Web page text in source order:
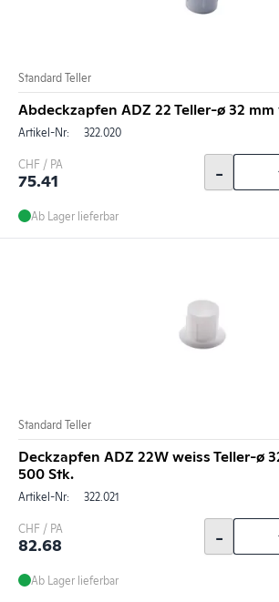
Standard Teller
Abdeckzapfen ADZ 22 Teller-ø 32
Artikel-Nr: 322.020
CHF / PA
75.41 -
Ab Lager lieferbar
Standard Teller
Deckzapfen ADZ 22W weiss Teller-ø
500 Stk.
Artikel-Nr: 322.021
CHF / PA
82.68 -
Ab Lager lieferbar